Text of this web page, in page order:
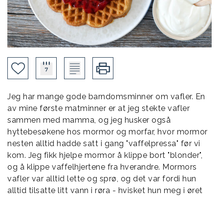
Jeg har mange gode barndomsminner om vafler. En
av mine første matminner er at jeg stekte vafler
sammen med mamma, og jeg husker også
hyttebesøkene hos mormor og morfar, hvor mormor
nesten alltid hadde satt i gang "vaffelpressa" før vi
kom. Jeg fikk hjelpe mormor å klippe bort "blonder",
og å klippe vaffelhjertene fra hverandre. Mormors
vafler var alltid lette og sprø, og det var fordi hun
alltid tilsatte litt vann i røra - hvisket hun meg i øret